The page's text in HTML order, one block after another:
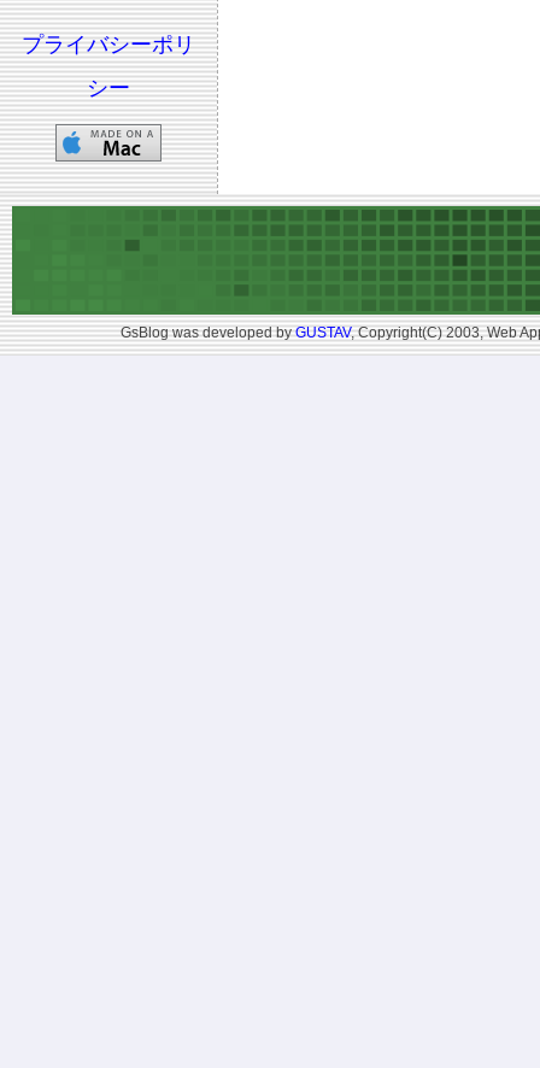
プライバシーポリ
シー
GsBlog was developed byGUSTAV, Copyright(C) 2003, Web